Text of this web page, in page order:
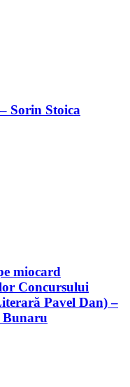
Sorin Stoica
miocard
Concursului
Pavel Dan) –
Bunaru